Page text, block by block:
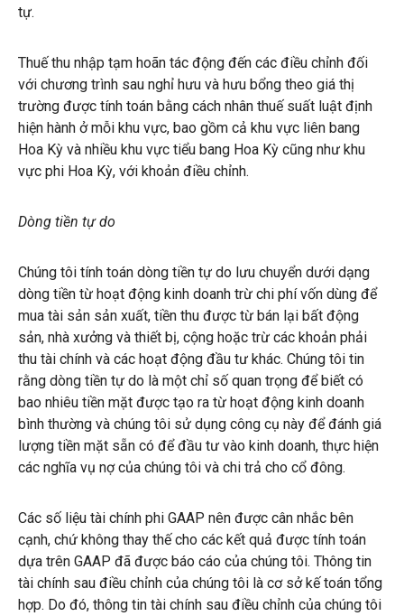
tự.
Thuế thu nhập tạm hoãn tác động đến các điều chỉnh đối
với chương trình sau nghỉ hưu và hưu bổng theo giá thị
trường được tính toán bằng cách nhân thuế suất luật định
hiện hành ở mỗi khu vực, bao gồm cả khu vực liên bang
Hoa Kỳ và nhiều khu vực tiểu bang Hoa Kỳ cũng như khu
vực phi Hoa Kỳ, với khoản điều chỉnh.
Dòng tiền tự do
Chúng tôi tính toán dòng tiền tự do lưu chuyển dưới dạng
dòng tiền từ hoạt động kinh doanh trừ chi phí vốn dùng để
mua tài sản sản xuất, tiền thu được từ bán lại bất động
sản, nhà xưởng và thiết bị, cộng hoặc trừ các khoản phải
thu tài chính và các hoạt động đầu tư khác. Chúng tôi tin
rằng dòng tiền tự do là một chỉ số quan trọng để biết có
bao nhiêu tiền mặt được tạo ra từ hoạt động kinh doanh
bình thường và chúng tôi sử dụng công cụ này để đánh giá
lượng tiền mặt sẵn có để đầu tư vào kinh doanh, thực hiện
các nghĩa vụ nợ của chúng tôi và chi trả cho cổ đông.
Các số liệu tài chính phi GAAP nên được cân nhắc bên
cạnh, chứ không thay thế cho các kết quả được tính toán
dựa trên GAAP đã được báo cáo của chúng tôi. Thông tin
tài chính sau điều chỉnh của chúng tôi là cơ sở kế toán tổng
hợp. Do đó, thông tin tài chính sau điều chỉnh của chúng tôi